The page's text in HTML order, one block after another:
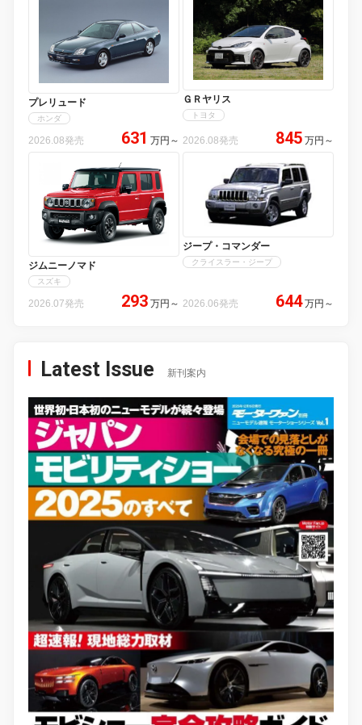
プレリュード
ホンダ
2026.08発売 631 万円 ～
ＧＲヤリス
トヨタ
2026.08発売 845 万円 ～
ジムニーノマド
スズキ
2026.07発売 293 万円 ～
ジープ・コマンダー
クライスラー・ジープ
2026.06発売 644万円 ～
Latest Issue 新刊案内